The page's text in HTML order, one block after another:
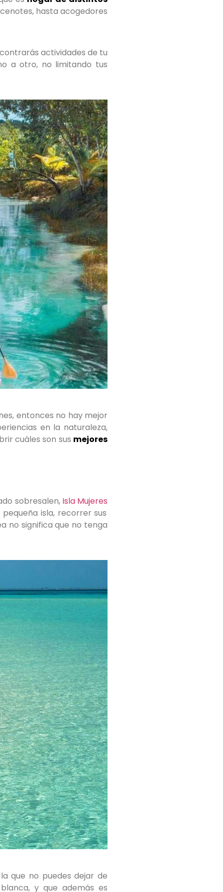
hasta acogedores
actividades de tu
a otro, no limitando tus
entonces no hay mejor
en la naturaleza,
cuáles son sus mejores
sobresalen, Isla Mujeres
isla, recorrer sus
no significa que no tenga
que no puedes dejar de
y que además es